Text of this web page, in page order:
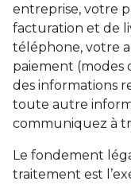
entreprise, votre
facturation et de
téléphone, votre
paiement (modes
des informations
toute autre
communiquez à
Le fondement
traitement est